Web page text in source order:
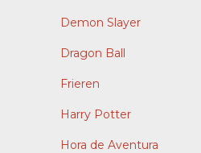
Demon Slayer
Dragon Ball
Frieren
Harry Potter
Hora de Aventura